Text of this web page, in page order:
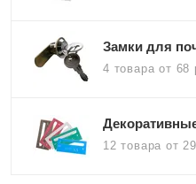
Замки для
4 товараот 68
12 товара от